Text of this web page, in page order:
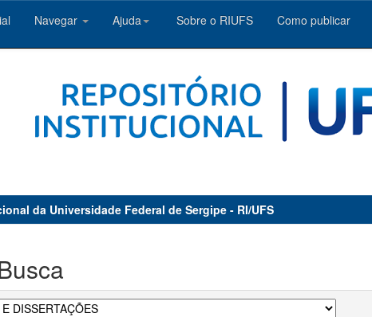
Navegar Ajuda Sobre o RIUFS Como publicar
da Universidade Federal de Sergipe - RI/UFS